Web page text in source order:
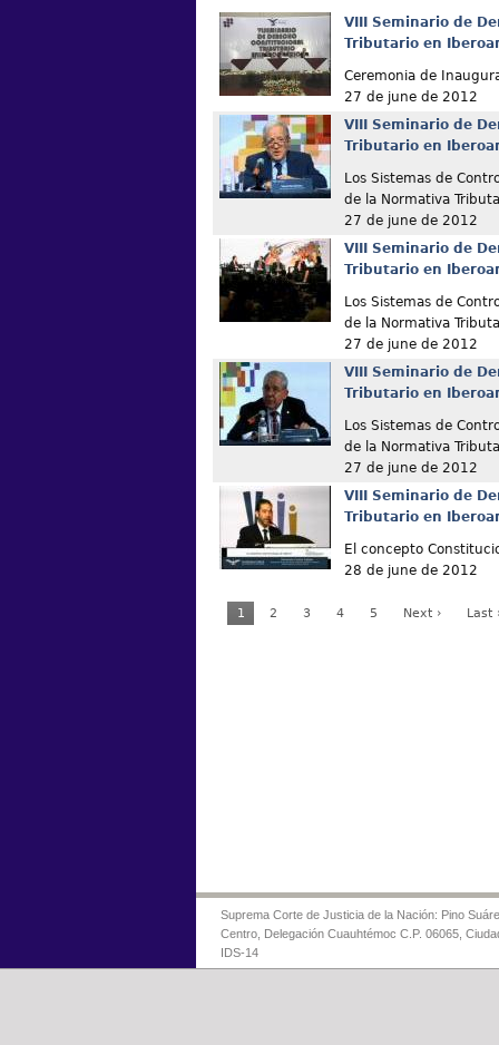
VIII Seminario de
Tributario en
Ceremonia de
27 de june de 2012
VIII Seminario de
Tributario en
Los Sistemas de
de la Normativa
27 de june de 2012
VIII Seminario de
Tributario en
Los Sistemas de
de la Normativa
27 de june de 2012
VIII Seminario de
Tributario en
Los Sistemas de
de la Normativa
27 de june de 2012
VIII Seminario de
Tributario en
El concepto
28 de june de 2012
1 2 3 4 5 Next › Last
Suprema Corte de Justicia de la Nación: Pino
Centro, Delegación Cuauhtémoc C.P. 06065,
IDS-14